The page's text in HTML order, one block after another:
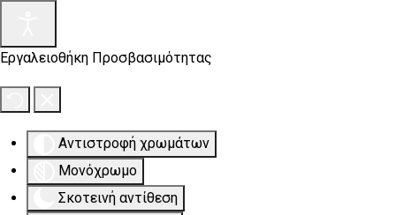
Εργαλειοθήκη Προσβασιμότητας
Αντιστροφή χρωμάτων
Μονόχρωμο
Σκοτεινή αντίθεση